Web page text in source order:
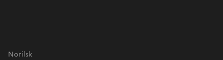
Norilsk